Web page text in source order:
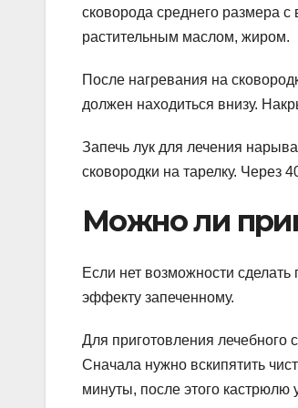
сковорода среднего размера
растительным маслом, жиром.
После нагревания на
должен находиться внизу.
Запечь лук для лечения
сковородки на тарелку. Через
Можно ли
Если нет возможности
эффекту запеченному.
Для приготовления лечебного
Сначала нужно вскипятить
минуты, после этого кастрюлю